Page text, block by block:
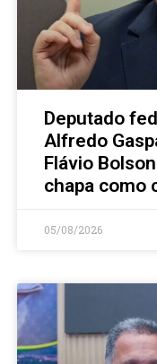
Deputado
Alfredo
Flávio
chapa como
05/08/2026